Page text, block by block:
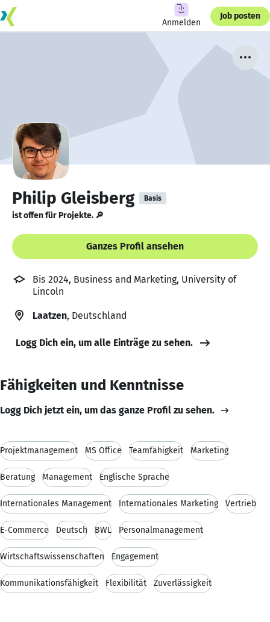
Anmelden
Job posten
Philip Gleisberg Basis
ist offen für Projekte. 🔎
Ganzes Profil ansehen
Bis 2024, Business and Marketing, University of
Lincoln
Laatzen, Deutschland
Logg Dich ein, um alle Einträge zu sehen.
Fähigkeiten und Kenntnisse
Logg Dich jetzt ein, um das ganze Profil zu sehen.
Projektmanagement MS Office Teamfähigkeit Marketing
Beratung Management Englische Sprache
Internationales Management Internationales Marketing Vertrieb
E-Commerce Deutsch BWL Personalmanagement
Wirtschaftswissenschaften Engagement
Kommunikationsfähigkeit Flexibilität Zuverlässigkeit